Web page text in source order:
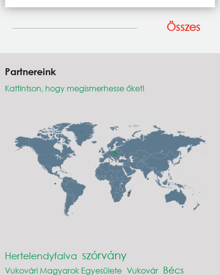
Összes
Partnereink
Kattintson, hogy megismerhesse őket!
Hertelendyfalva szórvány
Vukovári Magyarok Egyesülete Vukovár Bécs